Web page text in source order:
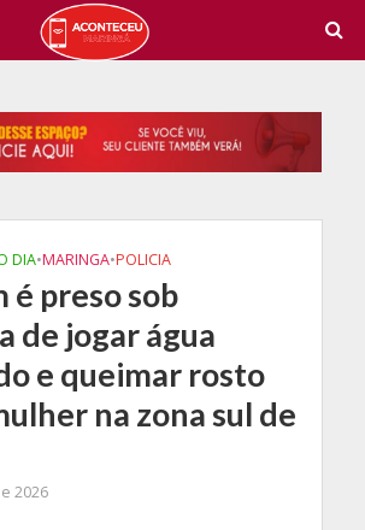
DIA•MARINGA•POLICIA
é preso sob
de jogar água
e queimar rosto
na zona sul de
2026